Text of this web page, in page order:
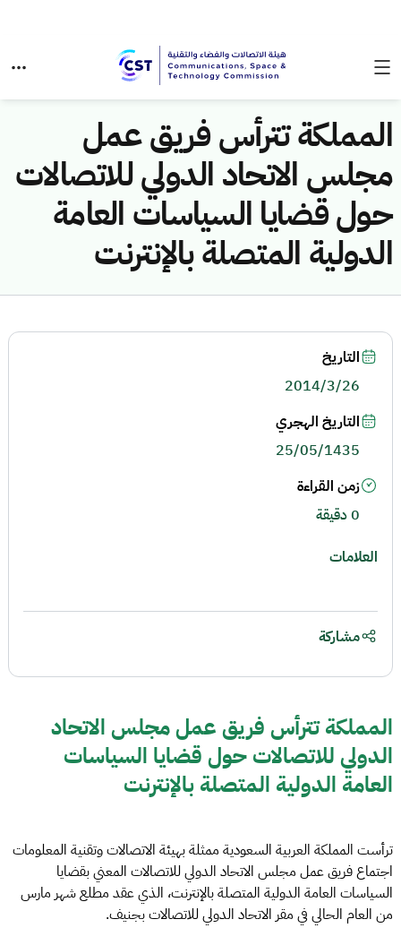
المملكة تترأس فريق عمل
مجلس الاتحاد الدولي للاتصالات
حول قضايا السياسات العامة
الدولية المتصلة بالإنترنت
المملكة تترأس فريق عمل مجلس الاتحاد
الدولي للاتصالات حول قضايا السياسات
العامة الدولية المتصلة بالإنترنت
ترأست المملكة العربية السعودية ممثلة بهيئة الاتصالات وتقنية المعلومات
اجتماع فريق عمل مجلس الاتحاد الدولي للاتصالات المعني بقضايا
السياسات العامة الدولية المتصلة بالإنترنت، الذي عقد مطلع شهر مارس
من العام الحالي في مقر الاتحاد الدولي للاتصالات بجنيف.
التاريخ
2014/3/26
التاريخ الهجري
25/05/1435
زمن القراءة
0 دقيقة
العلامات
مشاركة